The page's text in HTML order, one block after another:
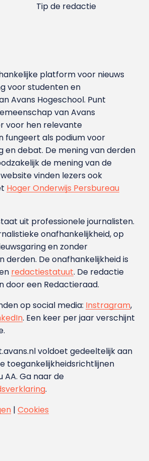
Tip de redactie
platform voor nieuws
voor studenten en
Avans Hoge­school. Punt
van Avans
voor hen relevante
fungeert als podium voor
en debat. De mening van derden
de mening van de
vinden lezers ook
Hoger Onderwijs Persbureau
uit professionele journalisten.
onafhankelijkheid, op
en zonder
derden. De onafhankelijkheid is
redactiestatuut. De redactie
door een Redactieraad.
op social media: Instragram,
. Een keer per jaar verschijnt
voldoet gedeeltelijk aan
toegankelijkheidsrichtlijnen
AA. Ga naar de
.
| Cookies